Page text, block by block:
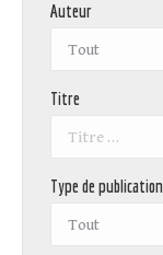
Auteur
Titre
Type de publication